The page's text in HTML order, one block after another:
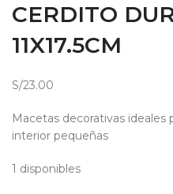
CERDITO
11X17.5CM
S/23.00
Macetas decorativas ideales
interior pequeñas
1 disponibles